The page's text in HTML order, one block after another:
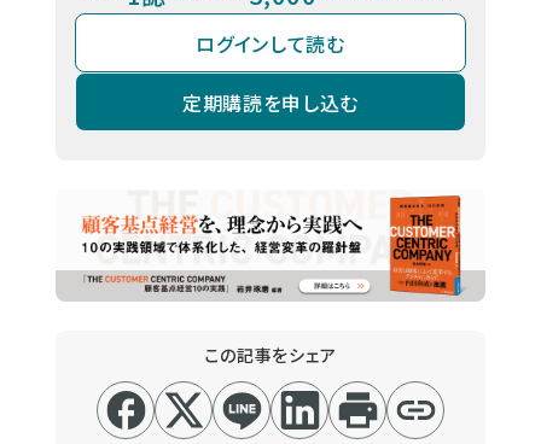
ログインして読む
定期購読を申し込む
この記事をシェア